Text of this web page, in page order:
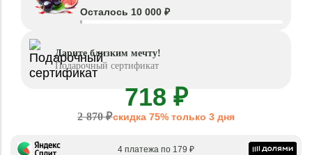
Осталось 10 000 ₽
Дарите близким мечту!
Подарочный сертификат
718 ₽
2 870 ₽скидка 75% только 3 дня
4 платежа по 179 ₽